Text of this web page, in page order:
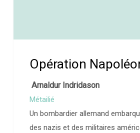
Opération
Arnaldur Indridason
Métailié
Un bombardier allemand
des nazis et des militaires